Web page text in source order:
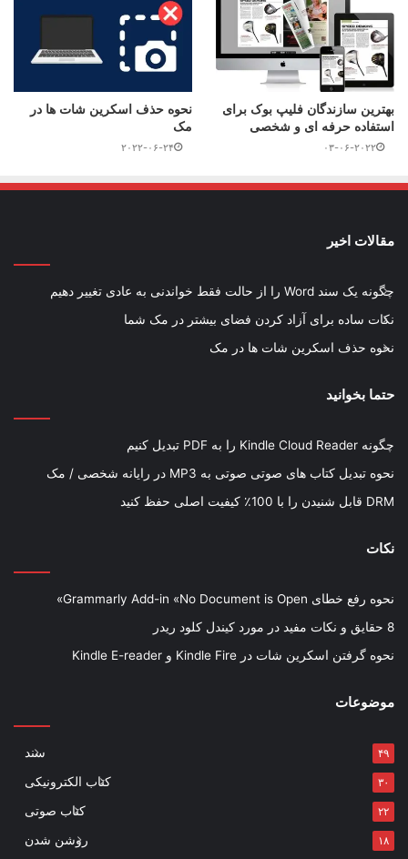
نحوه حذف اسکرین شات ها در
مک
۲۰۲۲-۰۶-۲۴
بهترین سازندگان فلیپ بوک برای
استفاده حرفه ای و شخصی
۰۳-۰۶-۲۰۲۲
مقالات اخیر
چگونه یک سند Word را از حالت فقط خواندنی به عادی تغییر دهیم
نکات ساده برای آزاد کردن فضای بیشتر در مک شما
نحوه حذف اسکرین شات ها در مک
حتما بخوانید
چگونه Kindle Cloud Reader را به PDF تبدیل کنیم
نحوه تبدیل کتاب های صوتی صوتی به MP3 در رایانه شخصی / مک
DRM قابل شنیدن را با 100٪ کیفیت اصلی حفظ کنید
نکات
نحوه رفع خطای Grammarly Add-in «No Document is Open»
8 حقایق و نکات مفید در مورد کیندل کلود ریدر
نحوه گرفتن اسکرین شات در Kindle Fire و Kindle E-reader
موضوعات
سند ۴۹
کتاب الکترونیکی ۳۰
کتاب صوتی ۲۲
روشن شدن ۱۸